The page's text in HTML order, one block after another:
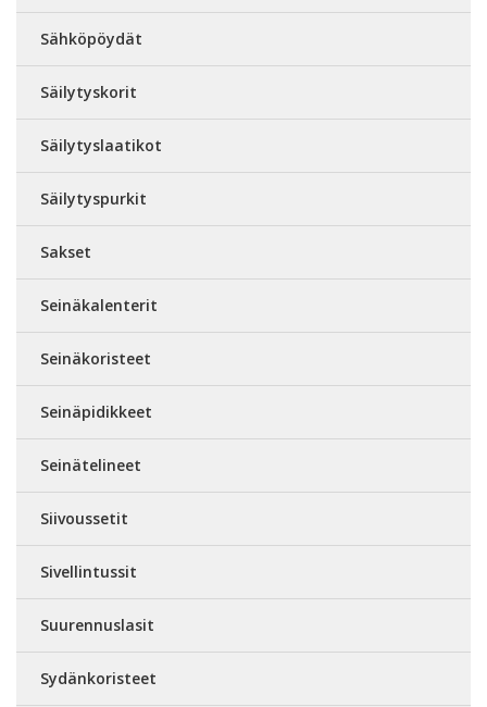
Sähköpöydät
Säilytyskorit
Säilytyslaatikot
Säilytyspurkit
Sakset
Seinäkalenterit
Seinäkoristeet
Seinäpidikkeet
Seinätelineet
Siivoussetit
Sivellintussit
Suurennuslasit
Sydänkoristeet